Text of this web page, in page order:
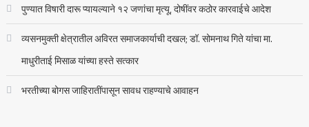
पुण्यात विषारी दारू प्यायल्याने १२ जणांचा मृत्यू, दोषींवर कठोर कारवाईचे आदेश
व्यसनमुक्ती क्षेत्रातील अविरत समाजकार्याची दखल; डॉ. सोमनाथ गिते यांचा मा.
माधुरीताई मिसाळ यांच्या हस्ते सत्कार
भरतीच्या बोगस जाहिरातींपासून सावध राहण्याचे आवाहन